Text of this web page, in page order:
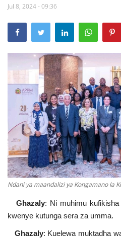
Wasiliana
Onyesho la Majaribio
Timu yetu
Urithi wa Nasser
Habari
Harakati ya Nasser kwa Vijana
Kanuni na Masharti ya
Nasser
Udhamini wa Nasser
Jul 8, 2024 - 09:36
Ndani ya maandalizi ya Kongamano la
Ghazaly: Ni muhimu
kwenye kutunga sera za umma.
Ghazaly: Kuelewa muktadha